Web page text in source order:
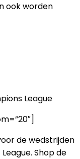
ook worden
League
de wedstrijden
Shop de